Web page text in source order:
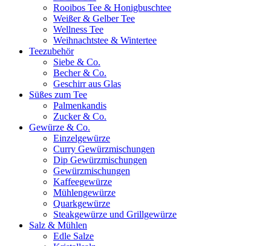
Rooibos Tee & Honigbuschtee
Weißer & Gelber Tee
Wellness Tee
Weihnachtstee & Wintertee
Teezubehör
Siebe & Co.
Becher & Co.
Geschirr aus Glas
Süßes zum Tee
Palmenkandis
Zucker & Co.
Gewürze & Co.
Einzelgewürze
Curry Gewürzmischungen
Dip Gewürzmischungen
Gewürzmischungen
Kaffeegewürze
Mühlengewürze
Quarkgewürze
Steakgewürze und Grillgewürze
Salz & Mühlen
Edle Salze